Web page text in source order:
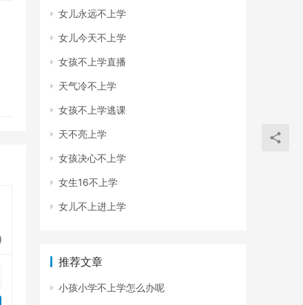
女儿永远不上学
女儿今天不上学
女孩不上学直播
天气冷不上学
女孩不上学逃课
天不亮上学
女孩决心不上学
女生16不上学
女儿不上进上学
推荐文章
小孩小学不上学怎么办呢